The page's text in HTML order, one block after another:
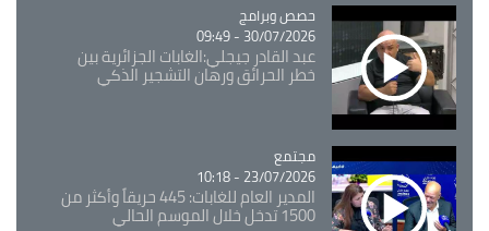
Catégorie
حصص وبرامج
30/07/2026 - 09:49
عبد القادر جيجلي:الغابات الجزائرية بين
خطر الحرائق ورهان التشجير الذكي
Catégorie
مجتمع
23/07/2026 - 10:18
المدير العام للغابات: 445 حريقاً وأكثر من
1500 تدخل خلال الموسم الحالي